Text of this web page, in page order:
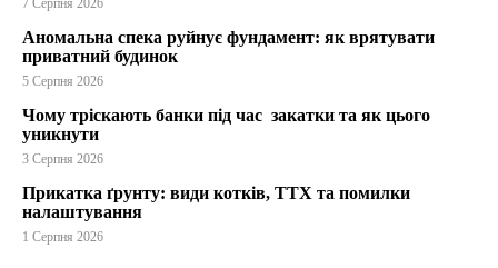
7 Серпня 2026
Аномальна спека руйнує фундамент: як врятувати
приватний будинок
5 Серпня 2026
Чому тріскають банки під час закатки та як цього
уникнути
3 Серпня 2026
Прикатка ґрунту: види котків, ТТХ та помилки
налаштування
1 Серпня 2026